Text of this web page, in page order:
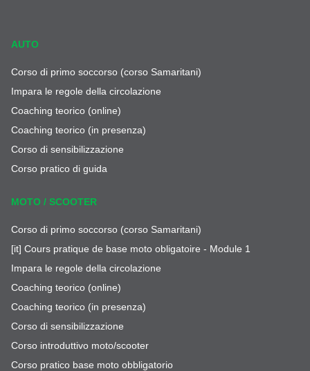
AUTO
Corso di primo soccorso (corso Samaritani)
Impara le regole della circolazione
Coaching teorico (online)
Coaching teorico (in presenza)
Corso di sensibilizzazione
Corso pratico di guida
MOTO / SCOOTER
Corso di primo soccorso (corso Samaritani)
[it] Cours pratique de base moto obligatoire - Module 1
Impara le regole della circolazione
Coaching teorico (online)
Coaching teorico (in presenza)
Corso di sensibilizzazione
Corso introduttivo moto/scooter
Corso pratico base moto obbligatorio